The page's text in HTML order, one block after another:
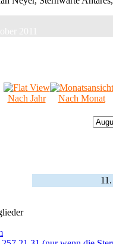
Nach Jahr Nach Monat